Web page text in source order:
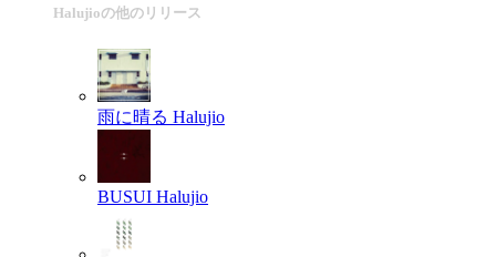
Halujioの他のリリース
雨に晴る Halujio
BUSUI Halujio